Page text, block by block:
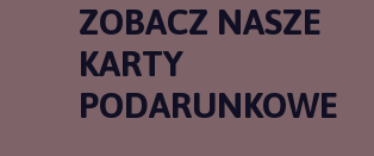
ZOBACZ NASZE
KARTY
PODARUNKOWE